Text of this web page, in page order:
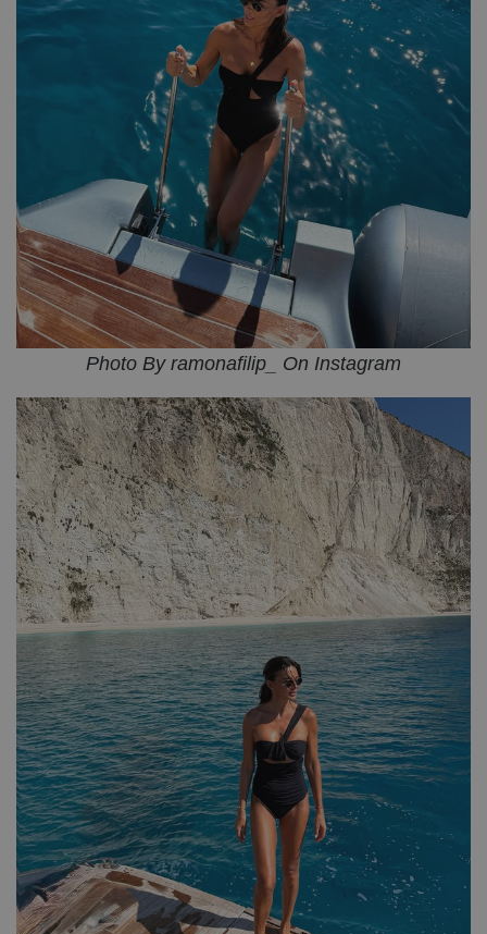
Photo By ramonafilip_ On Instagram